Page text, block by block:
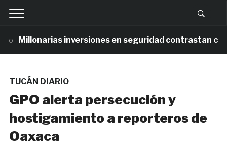
Millonarias inversiones en seguridad contrastan con la
TUCÁN DIARIO
GPO alerta persecución y
hostigamiento a reporteros de
Oaxaca